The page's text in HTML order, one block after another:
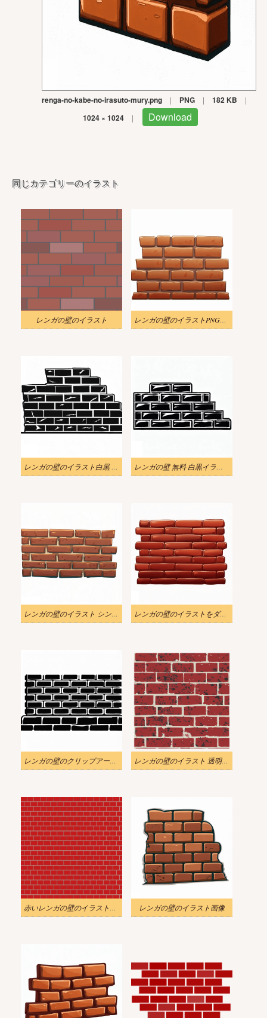
renga-no-kabe-no-irasuto-mury.png | PNG | 182 KB |
1024 × 1024 | Download
同じカテゴリーのイラスト
レンガの壁のイラスト レンガの壁のイラストPNGをダウンロード
レンガの壁のイラスト白黒 Png レンガの壁 無料 白黒イラスト
レンガの壁のイラスト シンプルなPNG レンガの壁のイラストをダウンロード
レンガの壁のクリップアート – 白黒イラスト レンガの壁のイラスト 透明画像
赤いレンガの壁のイラスト無料画像 レンガの壁のイラスト画像